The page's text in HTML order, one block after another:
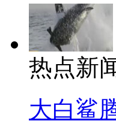
热点新
大白鲨